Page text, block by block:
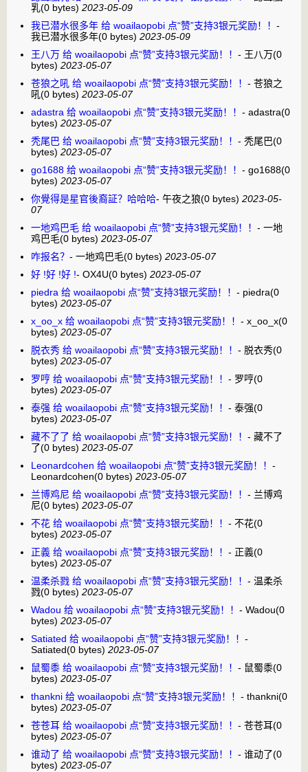
乳(0 bytes) 2023-05-09
我已潜水很多年 给 woailaopobi 点“赞”支持3银元奖励！！ -
我已潜水很多年(0 bytes) 2023-05-09
王八万 给 woailaopobi 点“赞”支持3银元奖励！！ - 王八万(0
bytes) 2023-05-07
苍狼之吼 给 woailaopobi 点“赞”支持3银元奖励！！ - 苍狼之
吼(0 bytes) 2023-05-07
adastra 给 woailaopobi 点“赞”支持3银元奖励！！ - adastra(0
bytes) 2023-05-07
秃尾巴 给 woailaopobi 点“赞”支持3银元奖励！！ - 秃尾巴(0
bytes) 2023-05-07
go1688 给 woailaopobi 点“赞”支持3银元奖励！！ - go1688(0
bytes) 2023-05-07
你覺得是星官後裔証？哈哈哈- 午夜之狼(0 bytes) 2023-05-
07
一地鸡巴毛 给 woailaopobi 点“赞”支持3银元奖励！！ - 一地
鸡巴毛(0 bytes) 2023-05-07
咋报名？ - 一地鸡巴毛(0 bytes) 2023-05-07
好 !好 !好 !- OX4U(0 bytes) 2023-05-07
piedra 给 woailaopobi 点“赞”支持3银元奖励！！ - piedra(0
bytes) 2023-05-07
x_oo_x 给 woailaopobi 点“赞”支持3银元奖励！！ - x_oo_x(0
bytes) 2023-05-07
脱衣秀 给 woailaopobi 点“赞”支持3银元奖励！！ - 脱衣秀(0
bytes) 2023-05-07
罗哼 给 woailaopobi 点“赞”支持3银元奖励！！ - 罗哼(0
bytes) 2023-05-07
泰强 给 woailaopobi 点“赞”支持3银元奖励！！ - 泰强(0
bytes) 2023-05-07
藏不了了 给 woailaopobi 点“赞”支持3银元奖励！！ - 藏不了
了(0 bytes) 2023-05-07
Leonardcohen 给 woailaopobi 点“赞”支持3银元奖励！！ -
Leonardcohen(0 bytes) 2023-05-07
兰博鸡尼 给 woailaopobi 点“赞”支持3银元奖励！！ - 兰博鸡
尼(0 bytes) 2023-05-07
不花 给 woailaopobi 点“赞”支持3银元奖励！！ - 不花(0
bytes) 2023-05-07
正義 给 woailaopobi 点“赞”支持3银元奖励！！ - 正義(0
bytes) 2023-05-07
温柔杀戮 给 woailaopobi 点“赞”支持3银元奖励！！ - 温柔杀
戮(0 bytes) 2023-05-07
Wadou 给 woailaopobi 点“赞”支持3银元奖励！！ - Wadou(0
bytes) 2023-05-07
Satiated 给 woailaopobi 点“赞”支持3银元奖励！！ -
Satiated(0 bytes) 2023-05-07
鼠蜀黍 给 woailaopobi 点“赞”支持3银元奖励！！ - 鼠蜀黍(0
bytes) 2023-05-07
thankni 给 woailaopobi 点“赞”支持3银元奖励！！ - thankni(0
bytes) 2023-05-07
苍苍耳 给 woailaopobi 点“赞”支持3银元奖励！！ - 苍苍耳(0
bytes) 2023-05-07
谁动了 给 woailaopobi 点“赞”支持3银元奖励！！ - 谁动了(0
bytes) 2023-05-07